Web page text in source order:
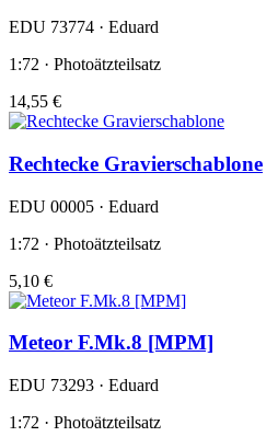
EDU 73774 · Eduard
1:72 · Photoätzteilsatz
14,55 €
Rechtecke Gravierschablone
EDU 00005 · Eduard
1:72 · Photoätzteilsatz
5,10 €
Meteor F.Mk.8 [MPM]
EDU 73293 · Eduard
1:72 · Photoätzteilsatz